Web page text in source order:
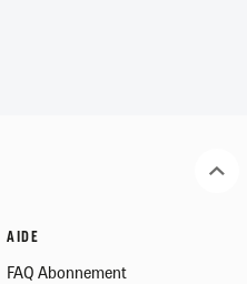
AIDE
FAQ Abonnement